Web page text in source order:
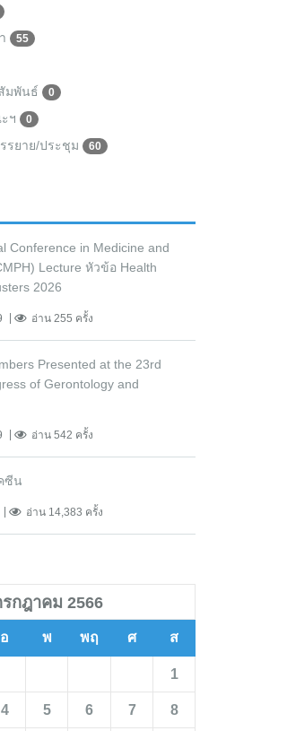
55
มพันธ์ 0
ฯ 0
รยาย/ประชุม 60
Conference in Medicine and
Lecture หัวข้อ Health
2026
อ่าน 255 ครั้ง
Presented at the 23rd
of Gerontology and
อ่าน 542 ครั้ง
ซีน
อ่าน 14,383 ครั้ง
รกฎาคม 2566
อ พ พฤ ศ ส
1
4 5 6 7 8